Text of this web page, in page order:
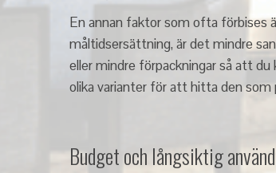
En annan faktor som ofta förbises
måltidsersättning, är det mindre
eller mindre förpackningar så att
olika varianter för att hitta den som
Budget och långsiktig